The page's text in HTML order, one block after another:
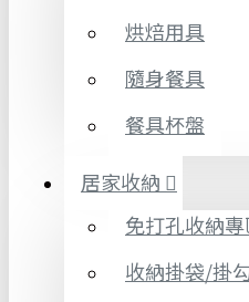
烘焙用具
隨身餐具
餐具杯盤
居家收納
免打孔收納專
收納掛袋/掛